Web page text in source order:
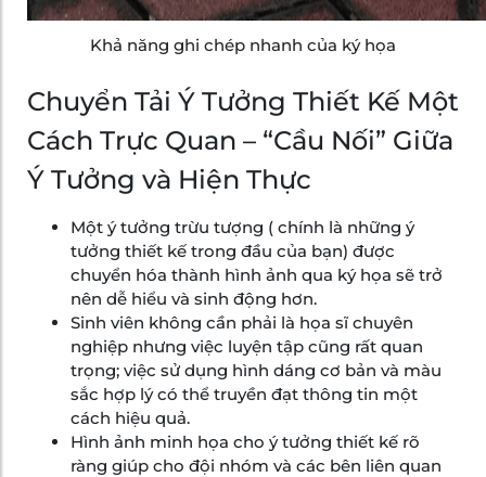
Khả năng ghi chép nhanh của ký họa
Chuyển Tải Ý Tưởng Thiết Kế Một
Cách Trực Quan – “Cầu Nối” Giữa
Ý Tưởng và Hiện Thực
Một ý tưởng trừu tượng ( chính là những ý
tưởng thiết kế trong đầu của bạn) được
chuyển hóa thành hình ảnh qua ký họa sẽ trở
nên dễ hiểu và sinh động hơn.
Sinh viên không cần phải là họa sĩ chuyên
nghiệp nhưng việc luyện tập cũng rất quan
trọng; việc sử dụng hình dáng cơ bản và màu
sắc hợp lý có thể truyền đạt thông tin một
cách hiệu quả.
Hình ảnh minh họa cho ý tưởng thiết kế rõ
ràng giúp cho đội nhóm và các bên liên quan